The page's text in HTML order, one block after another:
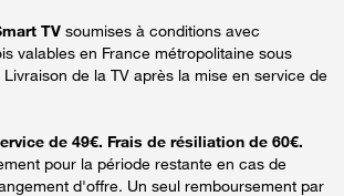
TV soumises à conditions avec
valables en France métropolitaine sous
Livraison de la TV après la mise en service de
de 49€. Frais de résiliation de 60€.
pour la période restante en cas de
d'offre. Un seul remboursement par